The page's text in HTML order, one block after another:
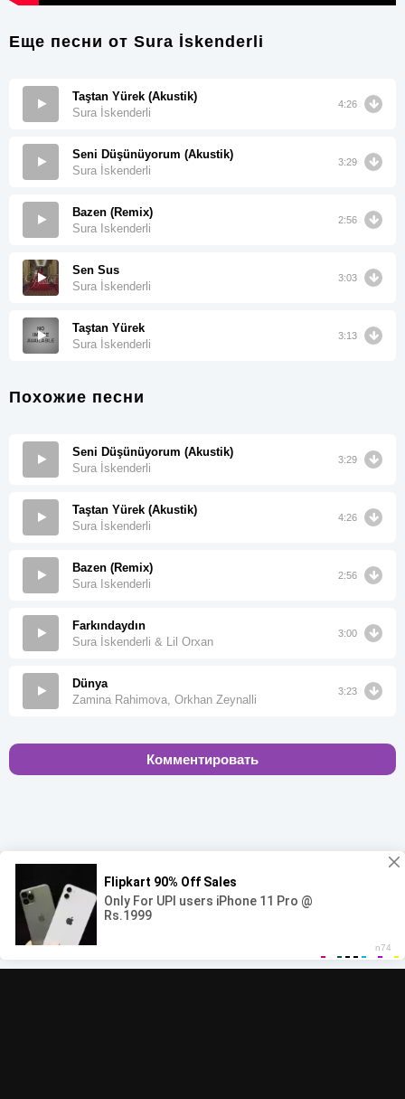
Еще песни от Sura İskenderli
Taştan Yürek (Akustik)
Sura İskenderli
4:26
Seni Düşünüyorum (Akustik)
Sura İskenderli
3:29
Bazen (Remix)
Sura Iskenderli
2:56
Sen Sus
Sura İskenderli
3:03
Taştan Yürek
Sura İskenderli
3:13
Похожие песни
Seni Düşünüyorum (Akustik)
Sura İskenderli
3:29
Taştan Yürek (Akustik)
Sura İskenderli
4:26
Bazen (Remix)
Sura Iskenderli
2:56
Farkındaydın
Sura İskenderli & Lil Orxan
3:00
Dünya
Zamina Rahimova, Orkhan Zeynalli
3:23
Комментировать
00:00